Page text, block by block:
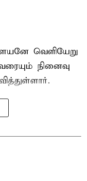
வெளியேறு
நினைவு